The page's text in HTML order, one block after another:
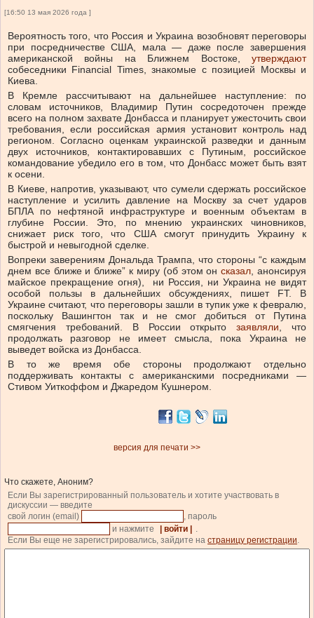
[16:50 13 мая 2026 года ]
Вероятность того, что Россия и Украина возобновят переговоры
при посредничестве США, мала — даже после завершения
американской войны на Ближнем Востоке, утверждают
собеседники Financial Times, знакомые с позицией Москвы и
Киева.
В Кремле рассчитывают на дальнейшее наступление: по
словам источников, Владимир Путин сосредоточен прежде
всего на полном захвате Донбасса и планирует ужесточить свои
требования, если российская армия установит контроль над
регионом. Согласно оценкам украинской разведки и данным
двух источников, контактировавших с Путиным, российское
командование убедило его в том, что Донбасс может быть взят
к осени.
В Киеве, напротив, указывают, что сумели сдержать российское
наступление и усилить давление на Москву за счет ударов
БПЛА по нефтяной инфраструктуре и военным объектам в
глубине России. Это, по мнению украинских чиновников,
снижает риск того, что США смогут принудить Украину к
быстрой и невыгодной сделке.
Вопреки заверениям Дональда Трампа, что стороны “с каждым
днем все ближе и ближе” к миру (об этом онсказал, анонсируя
майское прекращение огня), ни Россия, ни Украина не видят
особой пользы в дальнейших обсуждениях, пишет FT. В
Украине считают, что переговоры зашли в тупик уже к февралю,
поскольку Вашингтон так и не смог добиться от Путина
смягчения требований. В России открытозаявляли, что
продолжать разговор не имеет смысла, пока Украина не
выведет войска из Донбасса.
В то же время обе стороны продолжают отдельно
поддерживать контакты с американскими посредниками —
Стивом Уиткоффом и Джаредом Кушнером.
версия для печати >>
Что скажете, Аноним?
Если Вы зарегистрированный пользователь и хотите участвовать в
дискуссии — введите
свой логин (email)
, пароль
и нажмите
| войти |
.
Если Вы еще не зарегистрировались, зайдите на страницу регистрации.